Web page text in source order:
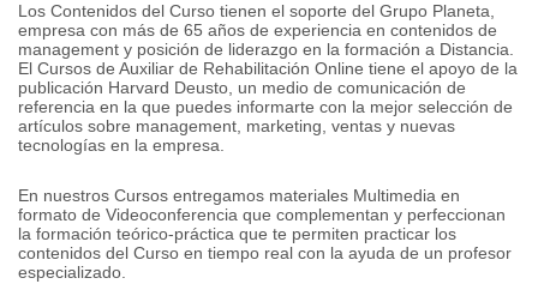
Los Contenidos del Curso tienen el soporte del Grupo Planeta,
empresa con más de 65 años de experiencia en contenidos de
management y posición de liderazgo en la formación a Distancia.
El Cursos de Auxiliar de Rehabilitación Online tiene el apoyo de la
publicación Harvard Deusto, un medio de comunicación de
referencia en la que puedes informarte con la mejor selección de
artículos sobre management, marketing, ventas y nuevas
tecnologías en la empresa.
En nuestros Cursos entregamos materiales Multimedia en
formato de Videoconferencia que complementan y perfeccionan
la formación teórico-práctica que te permiten practicar los
contenidos del Curso en tiempo real con la ayuda de un profesor
especializado.